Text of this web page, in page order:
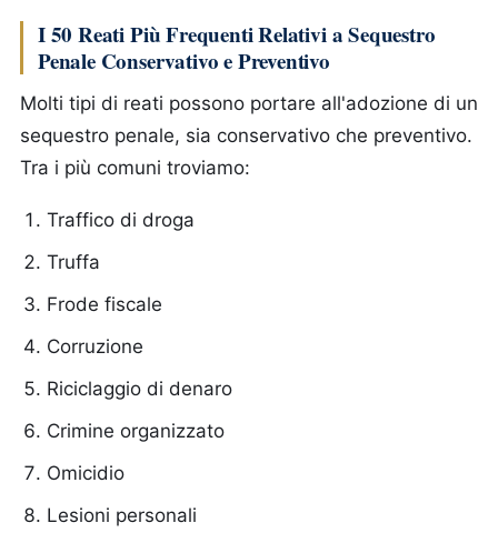
I 50 Reati Più Frequenti Relativi a Sequestro
Penale Conservativo e Preventivo
Molti tipi di reati possono portare all'adozione di un
sequestro penale, sia conservativo che preventivo.
Tra i più comuni troviamo:
Traffico di droga
Truffa
Frode fiscale
Corruzione
Riciclaggio di denaro
Crimine organizzato
Omicidio
Lesioni personali